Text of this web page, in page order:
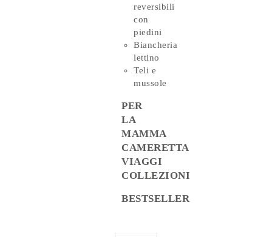
reversibili
con
piedini
Biancheria
lettino
Teli e
mussole
PER
LA
MAMMA
CAMERETTA
VIAGGI
COLLEZIONI
BESTSELLER